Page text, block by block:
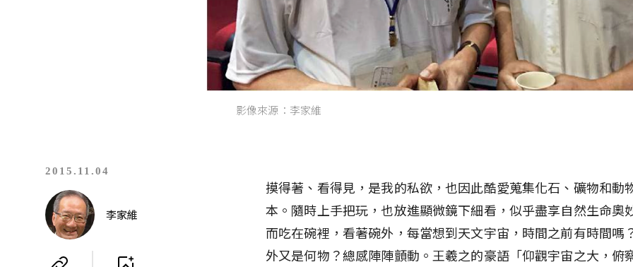
影像來源：李家維
2015.11.04
李家維
摸得著、看得見，是我的私欲，也因此酷愛蒐集化石、礦物和動
本。隨時上手把玩，也放進顯微鏡下細看，似乎盡享自然生命奧
而吃在碗裡，看著碗外，每當想到天文宇宙，時間之前有時間嗎
外又是何物？總感陣陣顫動。王羲之的豪語「仰觀宇宙之大，俯